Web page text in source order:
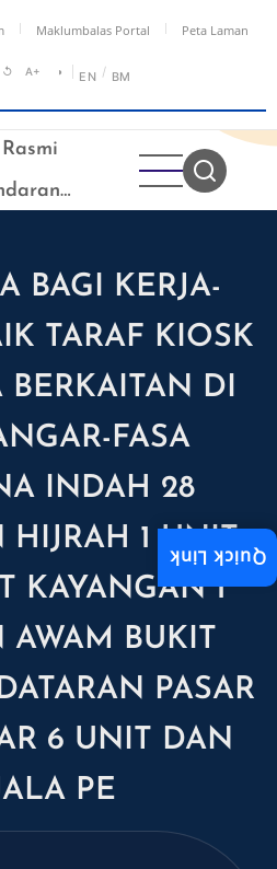
Maklumbalas Portal Peta Laman
↺ A+ ◑ EN / BM
BAGI KERJA-
TARAF KIOSK
BERKAITAN DI
FASA
INDAH 28
HIJRAH 1 UNIT,
KAYANGAN 1
AWAM BUKIT
PASAR
6 UNIT DAN
PE
Quick Link